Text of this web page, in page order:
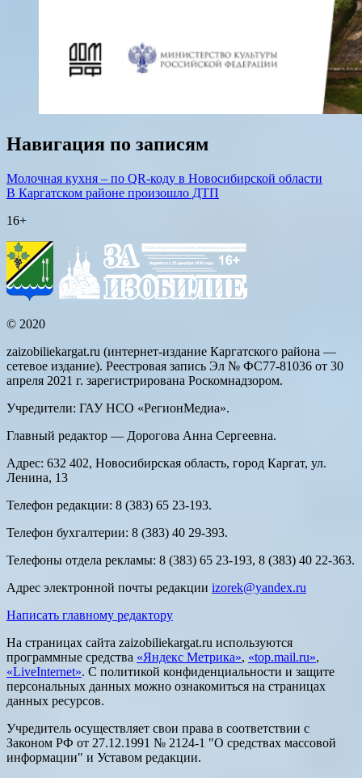
Навигация по записям
Молочная кухня – по QR-коду в Новосибирской области
В Каргатском районе произошло ДТП
16+
© 2020
zaizobiliekargat.ru (интернет-издание Каргатского района —
сетевое издание). Реестровая запись Эл № ФС77-81036 от 30
апреля 2021 г. зарегистрирована Роскомнадзором.
Учредители: ГАУ НСО «РегионМедиа».
Главный редактор — Дорогова Анна Сергеевна.
Адрес: 632 402, Новосибирская область, город Каргат, ул.
Ленина, 13
Телефон редакции: 8 (383) 65 23-193.
Телефон бухгалтерии: 8 (383) 40 29-393.
Телефоны отдела рекламы: 8 (383) 65 23-193, 8 (383) 40 22-363.
Адрес электронной почты редакции izorek@yandex.ru
Написать главному редактору
На страницах сайта zaizobiliekargat.ru используются
программные средства «Яндекс Метрика», «top.mail.ru»,
«LiveInternet». С политикой конфиденциальности и защите
персональных данных можно ознакомиться на страницах
данных ресурсов.
Учредитель осуществляет свои права в соответствии с
Законом РФ от 27.12.1991 № 2124-1 "О средствах массовой
информации" и Уставом редакции.